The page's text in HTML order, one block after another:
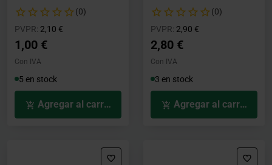
(0)
PVPR: Precio rebajado desde
2,10 €
1,00 €
Con IVA
5 en stock
Agregar al carrito
(0)
PVPR: Precio rebajado desde
2,90 €
2,80 €
Con IVA
3 en stock
Agregar al carrito